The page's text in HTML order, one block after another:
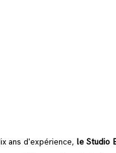
ans d'expérience, le Studio